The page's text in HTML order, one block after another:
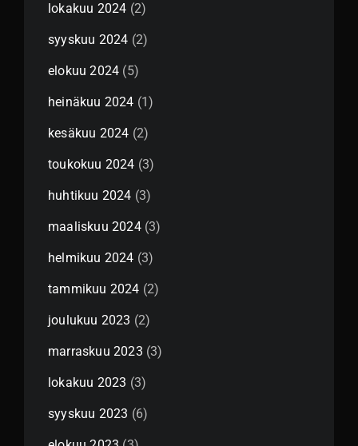
lokakuu 2024 (2)
syyskuu 2024 (2)
elokuu 2024 (5)
heinäkuu 2024 (1)
kesäkuu 2024 (2)
toukokuu 2024 (3)
huhtikuu 2024 (3)
maaliskuu 2024(3)
helmikuu 2024 (3)
tammikuu 2024 (2)
joulukuu 2023 (2)
marraskuu 2023 (3)
lokakuu 2023 (3)
syyskuu 2023 (6)